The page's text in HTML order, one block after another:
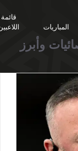
المباريات
قائمة
وأبرز